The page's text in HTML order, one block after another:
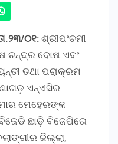
୦୧: ଶ୍ରୀପଂଚମୀ
ଚନ୍ଦ୍ର ବୋଷ ଏବଂ
ତଥା ପରାକ୍ରମ
ଏନ୍‌ଏସିର
ମେହେରଙ୍କ
ଛାଡ଼ି ବିଜେପିରେ
ଜିଲ୍ଲା,